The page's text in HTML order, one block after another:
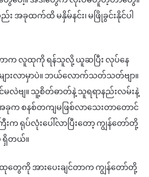
ခုထက်ထိ မနှိမ်နင်း၊ မဖြိုခွင်းနိုင်ပါ
င်တာက လူထုကို ရန်သူလို့ ယူဆပြီး လုပ်နေ
များလာမှာပဲ။ ဘယ်လောက်သတ်သတ်ဗျာ။
ဗျ။ သူ့စိတ်ဓာတ်နဲ့ သူရရာနည်းလမ်းနဲ့
ခုက စနစ်တကျမဖြစ်လာသေးတာတောင်
ြီးက ရုပ်လုံးပေါ်လာပြီးတော့ ကျွန်တော်တို့
ရှိတယ်။
ထုတွေကို အားပေးချင်တာက ကျွန်တော်တို့